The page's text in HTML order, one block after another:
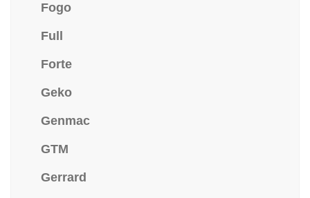
Fogo
Full
Forte
Geko
Genmac
GTM
Gerrard